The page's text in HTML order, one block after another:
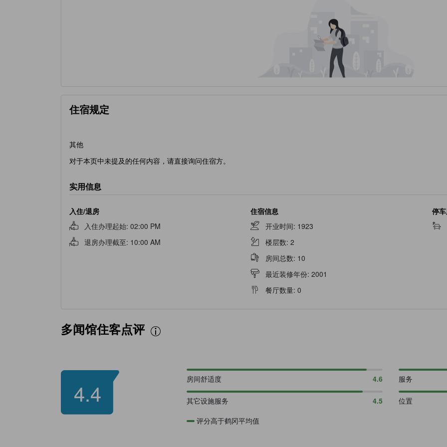
住宿规定
其他
对于本页中未提及的任何内容，请直接询问住宿方。
实用信息
入住/退房
入住办理起始: 02:00 PM
退房办理截至: 10:00 AM
住宿信息
开业时间: 1923
楼层数:2
房间总数: 10
最近装修年份:2001
餐厅数量:0
停
多闻馆住客点评
4.4
房间舒适度 4.6 服务
其它设施服务 4.5 位置
评分高于鹤冈平均值